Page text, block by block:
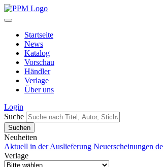
Startseite
News
Katalog
Vorschau
Händler
Verlage
Über uns
Login
Suche
Neuheiten
Aktuell in der Auslieferung Neuerscheinungen
Verlage